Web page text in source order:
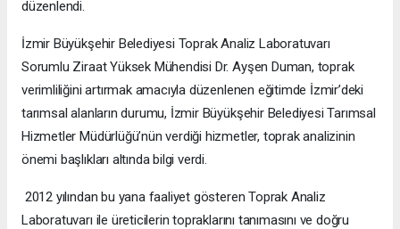
düzenlendi.
İzmir Büyükşehir Belediyesi Toprak Analiz Laboratuvarı
Sorumlu Ziraat Yüksek Mühendisi Dr. Ayşen Duman, toprak
verimliliğini artırmak amacıyla düzenlenen eğitimde İzmir’deki
tarımsal alanların durumu, İzmir Büyükşehir Belediyesi Tarımsal
Hizmetler Müdürlüğü’nün verdiği hizmetler, toprak analizinin
önemi başlıkları altında bilgi verdi.
2012 yılından bu yana faaliyet gösteren Toprak Analiz
Laboratuvarı ile üreticilerin topraklarını tanımasını ve doğru